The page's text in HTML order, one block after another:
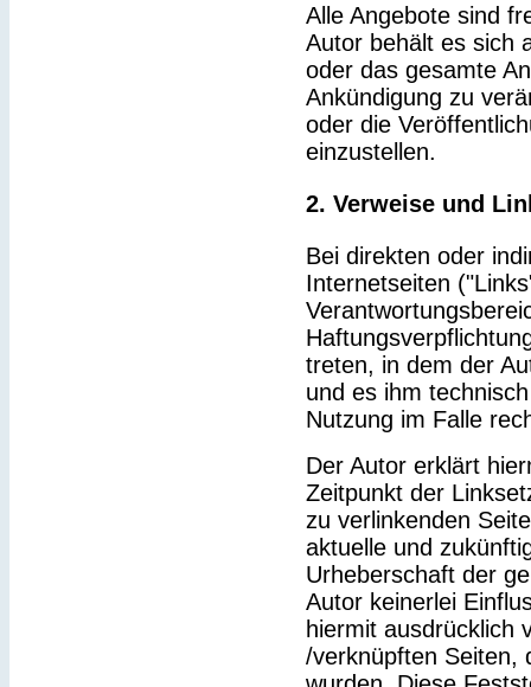
Alle Angebote sind
Autor behält es sich
oder das gesamte
Ankündigung zu
oder die
einzustellen.
2. Verweise und
Bei direkten oder
Internetseiten
treten, in dem der
und es ihm
Nutzung im Falle
Der Autor erklärt
Zeitpunkt der
zu verlinkenden
aktuelle und
Urheberschaft der
Autor keinerlei
hiermit ausdrücklich
/verknüpften Seiten,